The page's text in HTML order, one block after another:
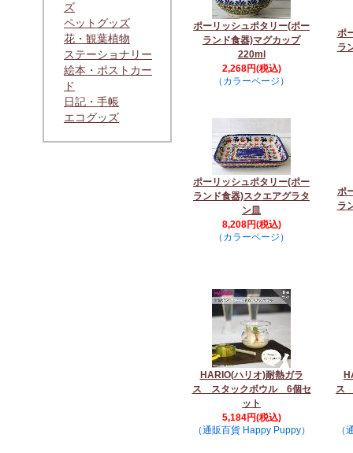
ズ
ペットグッズ
花・観葉植物
ステーショナリー
絵本・ポストカー
ド
日記・手帳
エコグッズ
ポーリッシュポタリー(ポー
ランド食器)マグカップ
220ml
2,268円(税込)
（カラーページ）
ポ
ラ
ポーリッシュポタリー(ポー
ランド食器)スクエアグラタ
ン皿
8,208円(税込)
（カラーページ）
ポ
ラ
HARIO(ハリオ)耐熱ガラ
ス スタックボウル 6個セ
ット
5,184円(税込)
（通販百貨 Happy Puppy）
ス
（